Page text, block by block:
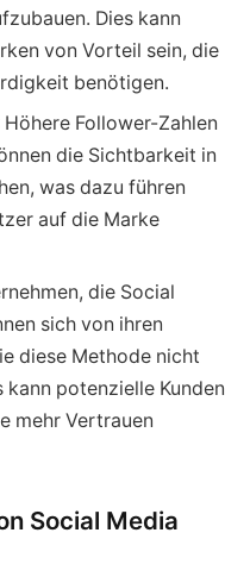
Dies kann
von Vorteil sein, die
benötigen.
Höhere Follower-Zahlen
die Sichtbarkeit in
was dazu führen
auf die Marke
die Social
sich von ihren
diese Methode nicht
kann potenzielle Kunden
mehr Vertrauen
Social Media